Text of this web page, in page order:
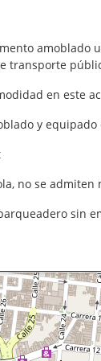
amoblado
transporte
en este
y
no se admiten
sin